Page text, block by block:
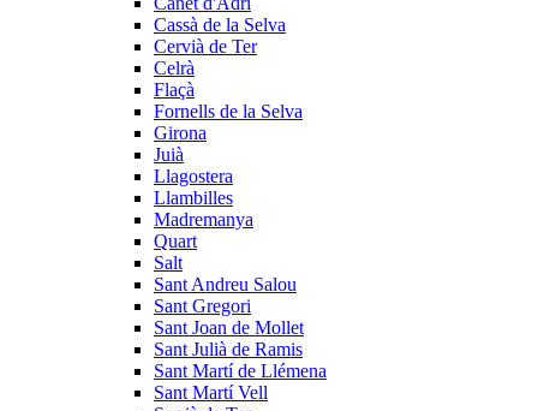
Cassà de la Selva
Cervià de Ter
Celrà
Flaçà
Fornells de la Selva
Girona
Juià
Llagostera
Llambilles
Madremanya
Quart
Salt
Sant Andreu Salou
Sant Gregori
Sant Joan de Mollet
Sant Julià de Ramis
Sant Martí de Llémena
Sant Martí Vell